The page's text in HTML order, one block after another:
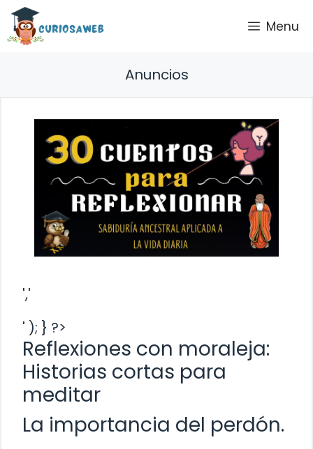
Saltar
contenido
Menu
Anuncios
','
' ); } ?>
Reflexiones con moraleja:
Historias cortas para
meditar
La importancia del perdón.